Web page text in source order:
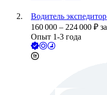
Водитель
160 000 – 224 000 ₽
Опыт 1-3 года